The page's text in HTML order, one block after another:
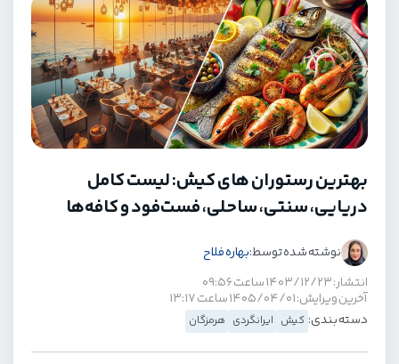
بهترین رستوران های کیش: لیست کامل
دریایی، سنتی، ساحلی، فست‌فود و کافه‌ها
نوشته شده توسط:بهاره فلاح
انتشار: ۱۴۰۳/۱۲/۲۳ ساعت ۰۹:۵۶
آخرین ویرایش: ۱۴۰۵/۰۴/۰۱ ساعت ۱۳:۱۷
دسته بندی: کیش ایرانگردی هرمزگان